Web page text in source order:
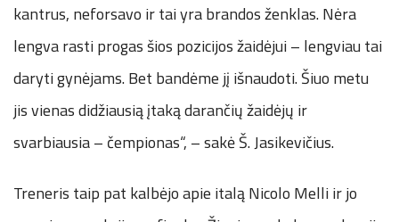
kantrus, neforsavo ir tai yra brandos ženklas. Nėra
lengva rasti progas šios pozicijos žaidėjui – lengviau tai
daryti gynėjams. Bet bandėme jį išnaudoti. Šiuo metu
jis vienas didžiausią įtaką darančių žaidėjų ir
svarbiausia – čempionas“, – sakė Š. Jasikevičius.
Treneris taip pat kalbėjo apie italą Nicolo Melli ir jo